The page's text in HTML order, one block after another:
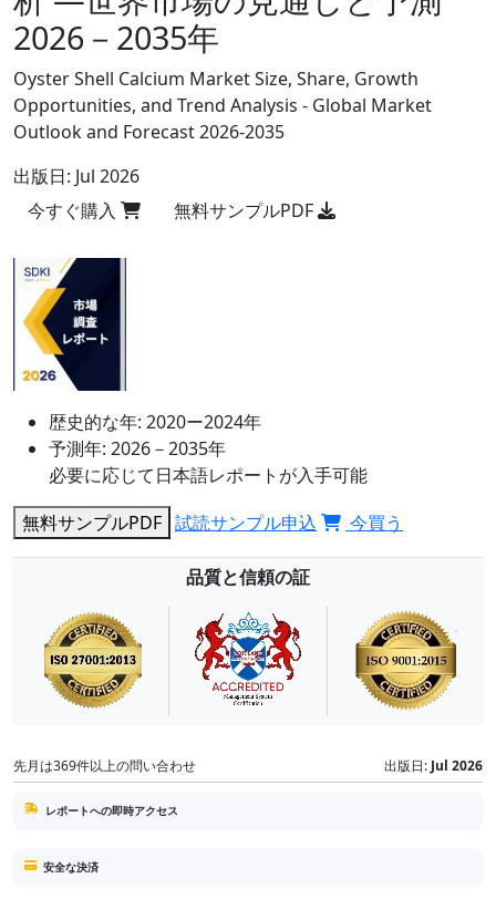
2026－2035年
Oyster Shell Calcium Market Size, Share, Growth
Opportunities, and Trend Analysis - Global Market
Outlook and Forecast 2026-2035
出版日: Jul 2026
今すぐ購入
無料サンプルPDF
歴史的な年: 2020ー2024年
予測年: 2026－2035年
必要に応じて日本語レポートが入手可能
無料サンプルPDF 試読サンプル申込 今買う
品質と信頼の証
先月は369件以上の問い合わせ 出版日: Jul 2026
レポートへの即時アクセス
安全な決済